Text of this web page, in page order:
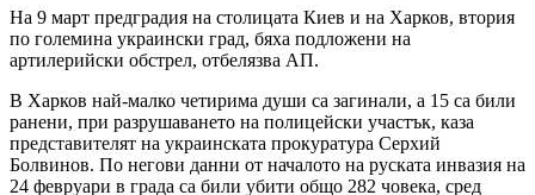
На 9 март предградия на столицата Киев и на Харков, втория
по големина украински град, бяха подложени на
артилерийски обстрел, отбелязва АП.
В Харков най-малко четирима души са загинали, а 15 са били
ранени, при разрушаването на полицейски участък, каза
представителят на украинската прокуратура Серхий
Болвинов. По негови данни от началото на руската инвазия на
24 февруари в града са били убити общо 282 човека, сред